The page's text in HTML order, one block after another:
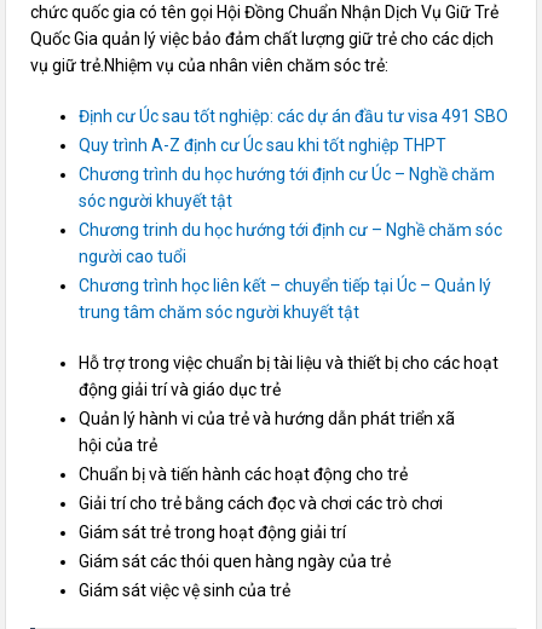
chức quốc gia có tên gọi Hội Đồng Chuẩn Nhận Dịch Vụ Giữ Trẻ
Quốc Gia quản lý việc bảo đảm chất lượng giữ trẻ cho các dịch
vụ giữ trẻ.Nhiệm vụ của nhân viên chăm sóc trẻ:
Định cư Úc sau tốt nghiệp: các dự án đầu tư visa 491 SBO
Quy trình A-Z định cư Úc sau khi tốt nghiệp THPT
Chương trình du học hướng tới định cư Úc – Nghề chăm
sóc người khuyết tật
Chương trinh du học hướng tới định cư – Nghề chăm sóc
người cao tuổi
Chương trình học liên kết – chuyển tiếp tại Úc – Quản lý
trung tâm chăm sóc người khuyết tật
Hỗ trợ trong việc chuẩn bị tài liệu và thiết bị cho các hoạt
động giải trí và giáo dục trẻ
Quản lý hành vi của trẻ và hướng dẫn phát triển xã
hội của trẻ
Chuẩn bị và tiến hành các hoạt động cho trẻ
Giải trí cho trẻ bằng cách đọc và chơi các trò chơi
Giám sát trẻ trong hoạt động giải trí
Giám sát các thói quen hàng ngày của trẻ
Giám sát việc vệ sinh của trẻ